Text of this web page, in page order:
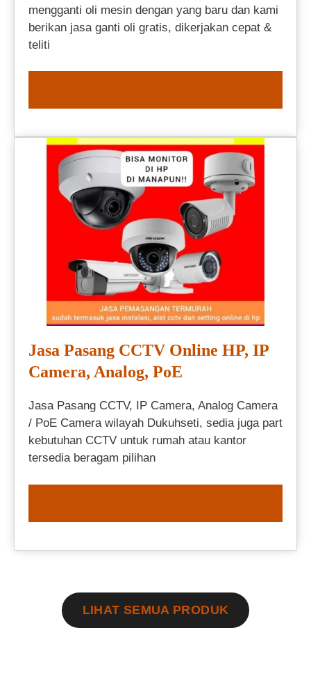
mengganti oli mesin dengan yang baru dan kami
berikan jasa ganti oli gratis, dikerjakan cepat &
teliti
Jasa Pasang CCTV Online HP, IP
Camera, Analog, PoE
Jasa Pasang CCTV, IP Camera, Analog Camera
/ PoE Camera wilayah Dukuhseti, sedia juga part
kebutuhan CCTV untuk rumah atau kantor
tersedia beragam pilihan
LIHAT SEMUA PRODUK